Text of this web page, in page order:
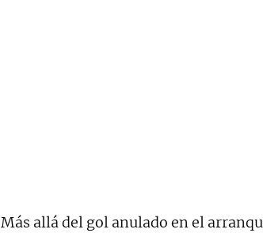
Más allá del gol anulado en el